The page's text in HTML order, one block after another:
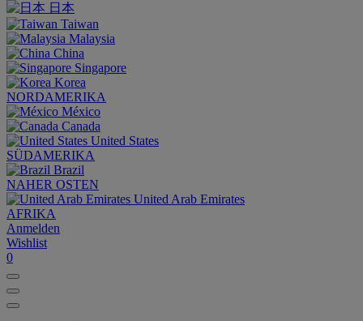
日本
Taiwan
Malaysia
China
Singapore
Korea
NORDAMERIKA
México
Canada
United States
SÜDAMERIKA
Brazil
NAHER OSTEN
United Arab Emirates
AFRIKA
Anmelden
Wishlist
0